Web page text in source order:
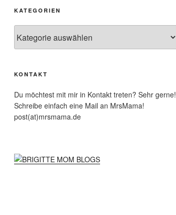
KATEGORIEN
KONTAKT
Du möchtest mit mir in Kontakt treten? Sehr gerne!
Schreibe einfach eine Mail an MrsMama!
post(at)mrsmama.de